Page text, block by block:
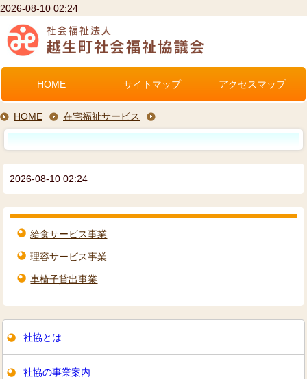
2026-08-10 02:24
HOME サイトマップ アクセスマップ
HOME 在宅福祉サービス
2026-08-10 02:24
給食サービス事業
理容サービス事業
車椅子貸出事業
社協とは
社協の事業案内